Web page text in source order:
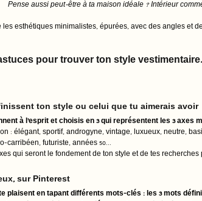
Pense aussi peut-être à ta maison idéale ? Intérieur
esthétiques minimalistes, épurées, avec des angles et
pour trouver ton style vestimentaire.
ton style ou celui que tu aimerais avoir
à l'esprit et choisis en 3 qui représentent les 3 axes
: élégant, sportif, androgyne, vintage, luxueux, neutre,
carribéen, futuriste, années 50...
qui seront le fondement de ton style et de tes recherches
sur Pinterest
plaisent en tapant différents mots-clés : les 3 mots